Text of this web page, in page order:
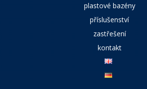
plastové bazény
příslušenství
zastřešení
kontakt